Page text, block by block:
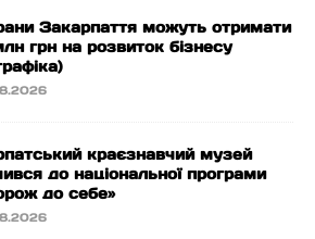
Закарпаття можуть отримати
грн на розвиток бізнесу
краєзнавчий музей
до національної програми
до себе»